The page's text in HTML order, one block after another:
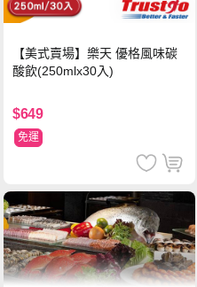
【美式賣場】樂天 優格風味碳
酸飲(250mlx30入)
$649
免運